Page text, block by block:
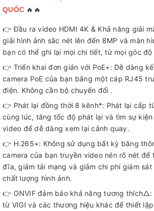
QUỐC 🔥🔥
👉 Đầu ra video HDMI 4K & Khả năng giải
giải hình ảnh sắc nét lên đến 8MP và màn
bạn có thể ghi lại mọi chi tiết, từ mọi góc độ
👉 Triển khai đơn giản với PoE+: Dễ dàng
camera PoE của bạn bằng một cáp RJ45
điện. Không cần bộ chuyển đổi .
👉 Phát lại đồng thời 8 kênh*: Phát lại cấp
cùng lúc, tăng tốc độ phát lại và tìm sự
video để dễ dàng xem lại cảnh quay.
👉 H.265+: Không sử dụng bất kỳ băng
camera của bạn truyền video nén rõ nét để
đĩa, giảm tải mạng và giảm chi phí giám sát
chất lượng hình ảnh.
👉 ONVIF đảm bảo khả năng tương thích△:
từ VIGI và các thương hiệu khác để thiết